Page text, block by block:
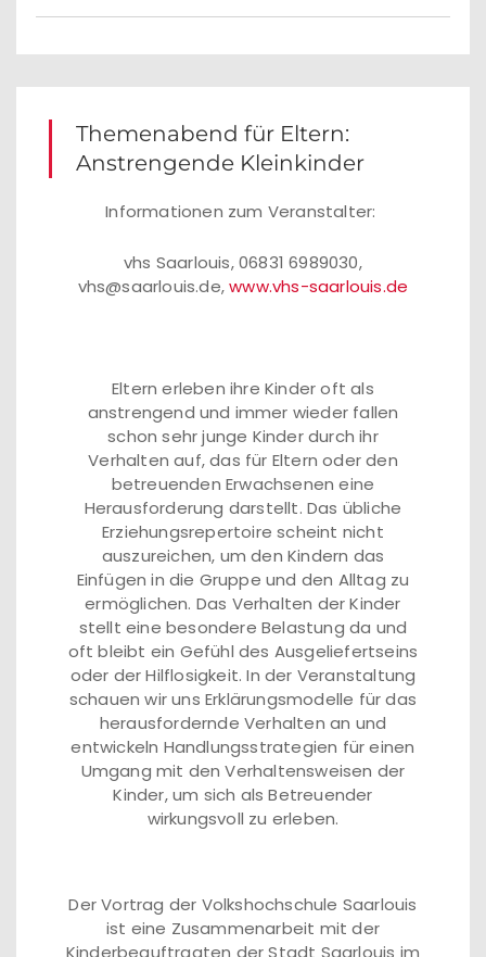
Themenabend für Eltern:
Anstrengende Kleinkinder
Informationen zum Veranstalter:
vhs Saarlouis, 06831 6989030,
vhs@saarlouis.de,www.vhs-saarlouis.de
Eltern erleben ihre Kinder oft als
anstrengend und immer wieder fallen
schon sehr junge Kinder durch ihr
Verhalten auf, das für Eltern oder den
betreuenden Erwachsenen eine
Herausforderung darstellt. Das übliche
Erziehungsrepertoire scheint nicht
auszureichen, um den Kindern das
Einfügen in die Gruppe und den Alltag zu
ermöglichen. Das Verhalten der Kinder
stellt eine besondere Belastung da und
oft bleibt ein Gefühl des Ausgeliefertseins
oder der Hilflosigkeit. In der Veranstaltung
schauen wir uns Erklärungsmodelle für das
herausfordernde Verhalten an und
entwickeln Handlungsstrategien für einen
Umgang mit den Verhaltensweisen der
Kinder, um sich als Betreuender
wirkungsvoll zu erleben.
Der Vortrag der Volkshochschule Saarlouis
ist eine Zusammenarbeit mit der
Kinderbeauftragten der Stadt Saarlouis im